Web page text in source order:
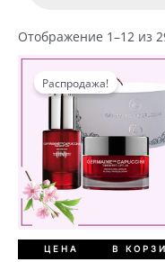
Отображение 1–12 из
Распродажа!
ЦЕНА В